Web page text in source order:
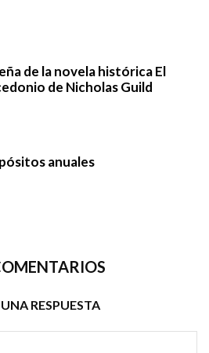
de la novela histórica El
de Nicholas Guild
anuales
RESPUESTA